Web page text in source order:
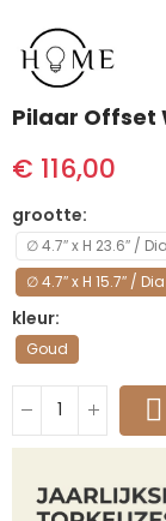
Pilaar Offset
€ 116,00
grootte
∅ 4.7″ x H 23.6″ /
∅ 4.7″ x H 15.7″ /
kleur
Goud